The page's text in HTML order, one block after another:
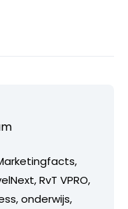
RvT VPRO,
onderwijs,